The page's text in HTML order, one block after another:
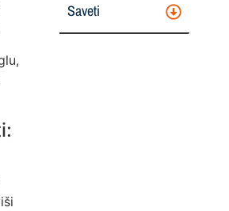
Saveti